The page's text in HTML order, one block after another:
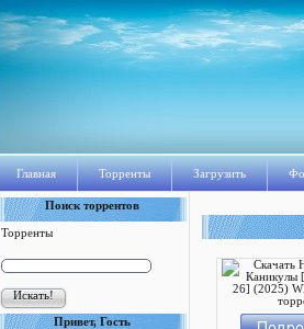
Главная Торренты Загрузить
Поиск торрентов
Торренты
Привет, Гость